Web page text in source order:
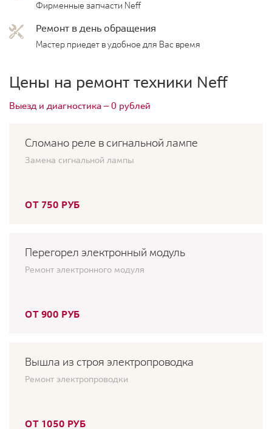
Фирменные запчасти Neff
Ремонт в день обращения
Мастер приедет в удобное для Вас время
Цены на ремонт техники Neff
Выезд и диагностика — 0 рублей
Сломано реле в сигнальной лампе
Замена сигнальной лампы
ОТ 750 РУБ
Перегорел электронный модуль
Ремонт электронного модуля
ОТ 900 РУБ
Вышла из строя электропроводка
Ремонт электропроводки
ОТ 1050 РУБ